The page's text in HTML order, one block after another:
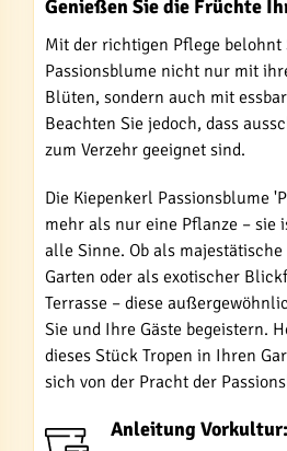
Genießen Sie die Früchte
Mit der richtigen Pflege belohnt
Passionsblume nicht nur mit
Blüten, sondern auch mit
Beachten Sie jedoch, dass
zum Verzehr geeignet sind.
Die Kiepenkerl Passionsblume
mehr als nur eine Pflanze – sie
alle Sinne. Ob als
Garten oder als exotischer
Terrasse – diese
Sie und Ihre Gäste begeistern.
dieses Stück Tropen in Ihren
sich von der Pracht der
Anleitung Vorkultur: